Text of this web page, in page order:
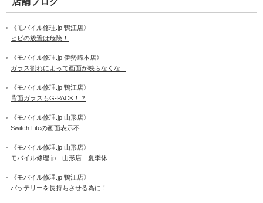
《モバイル修理.jp 鴨江店》
ヒビの放置は危険！
《モバイル修理.jp 伊勢崎本店》
ガラス割れによって画面が映らなくな...
《モバイル修理.jp 鴨江店》
背面ガラスもG-PACK！？
《モバイル修理.jp 山形店》
Switch Liteの画面表示不...
《モバイル修理.jp 山形店》
モバイル修理 jp 山形店 夏季休...
《モバイル修理.jp 鴨江店》
バッテリーを長持ちさせる為に！